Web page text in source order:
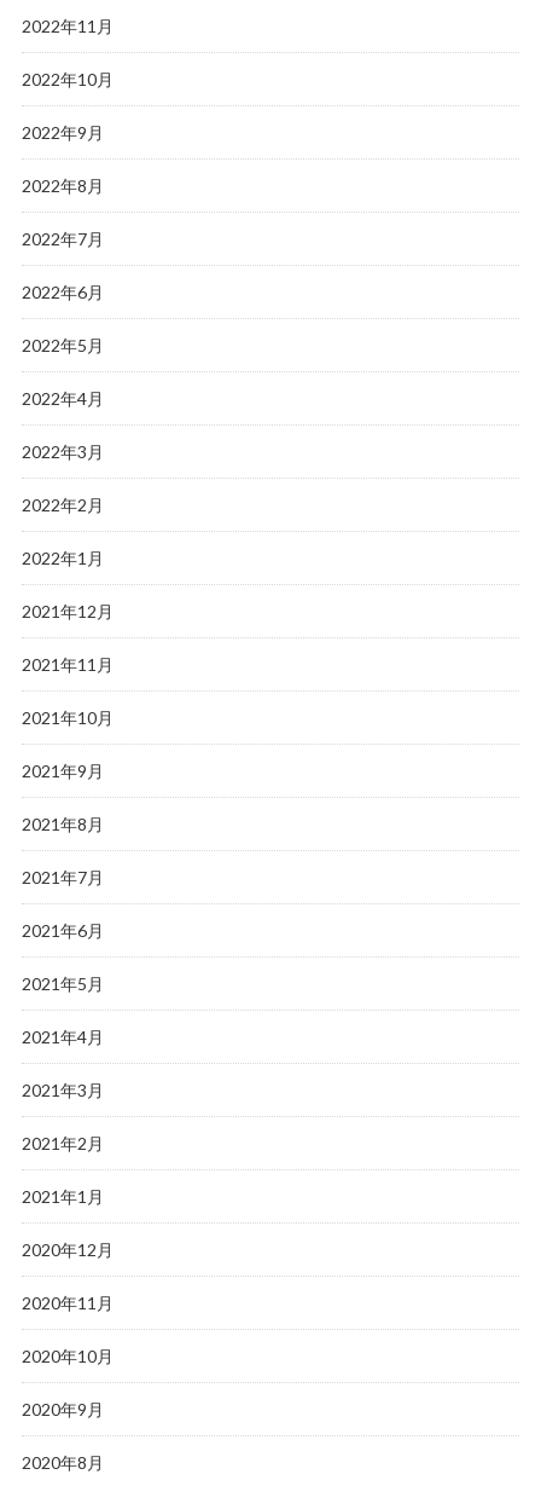
2022年11月
2022年10月
2022年9月
2022年8月
2022年7月
2022年6月
2022年5月
2022年4月
2022年3月
2022年2月
2022年1月
2021年12月
2021年11月
2021年10月
2021年9月
2021年8月
2021年7月
2021年6月
2021年5月
2021年4月
2021年3月
2021年2月
2021年1月
2020年12月
2020年11月
2020年10月
2020年9月
2020年8月